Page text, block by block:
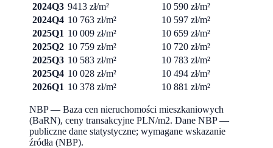
2024Q3 9413 zł/m²
10 590 zł/m²
2024Q4 10 763 zł/m²
10 597 zł/m²
2025Q1 10 009 zł/m²
10 659 zł/m²
2025Q2 10 759 zł/m²
10 720 zł/m²
2025Q3 10 583 zł/m²
10 783 zł/m²
2025Q4 10 028 zł/m²
10 494 zł/m²
2026Q1 10 378 zł/m² 10 881 zł/m²
NBP — Baza cen nieruchomości mieszkaniowych
(BaRN), ceny transakcyjne PLN/m2. Dane NBP —
publiczne dane statystyczne; wymagane wskazanie
źródła (NBP).